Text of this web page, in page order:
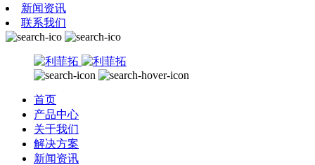
新闻资讯
联系我们
首页
产品中心
关于我们
解决方案
新闻资讯